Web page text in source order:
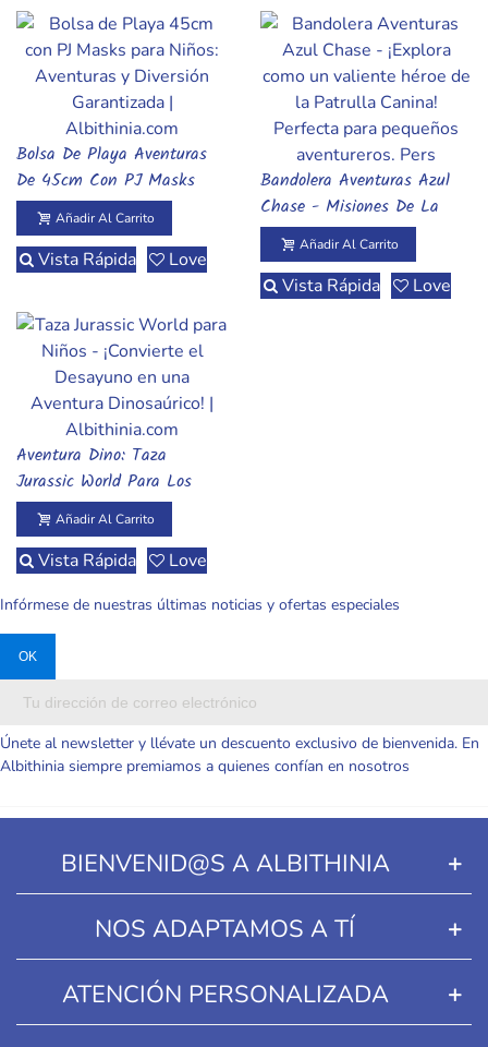
Añadir Al Carrito
Bolsa De Playa Aventuras
De 45cm Con PJ Masks
Para Superhéroes Pequeños
Añadir Al Carrito
Vista Rápida Love
Añadir Al Carrito
Bandolera Aventuras Azul
Chase - Misiones De La
Patrulla Canina
Añadir Al Carrito
Vista Rápida Love
Añadir Al Carrito
Aventura Dino: Taza
Jurassic World Para Los
Pequeños Exploradores
Añadir Al Carrito
Vista Rápida Love
Infórmese de nuestras últimas noticias y ofertas especiales
Únete al newsletter y llévate un descuento exclusivo de bienvenida. En
Albithinia siempre premiamos a quienes confían en nosotros
BIENVENID@S A ALBITHINIA
NOS ADAPTAMOS A TÍ
ATENCIÓN PERSONALIZADA